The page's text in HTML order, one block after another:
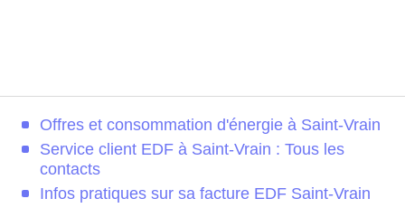
Offres et consommation d'énergie à Saint-Vrain
Service client EDF à Saint-Vrain : Tous les
contacts
Infos pratiques sur sa facture EDF Saint-Vrain